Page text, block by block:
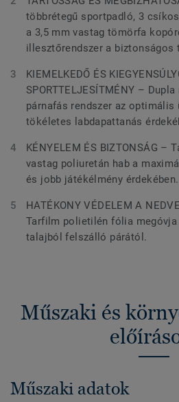
többrétegű sportpadló, 3
a 3,5 mm vastag tömörfa
illesztőrendszer a biztonságos
KIEMELKEDŐ ÉS
SPORTTELJESÍTMÉNY –
párnafás rendszer az
tökéletes labdapattanás
KÉNYELEM ÉS BIZTONSÁG –
vastag poliuretán hab a
és jobb játékélmény érdekében.
HATÉKONY VÉDELEM A
Tarfilm polietilén fólia megóvja
talajból felszálló párától.
Műszaki és
Műszaki adatok